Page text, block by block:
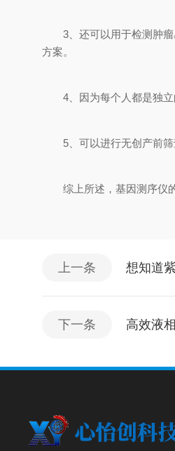
3、还可以用于检测肿瘤
方案。
4、因为每个人都是独立
5、可以进行无创产前筛
综上所述，基因测序仪的
上一条 想知道
下一条 高效液